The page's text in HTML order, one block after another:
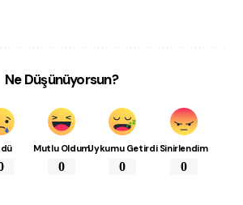
Ne Düşünüyorsun?
Mutlu Oldum
0
Uykumu Getirdi
0
Sinirlendim
0